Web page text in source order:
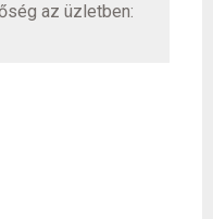
az üzletben: